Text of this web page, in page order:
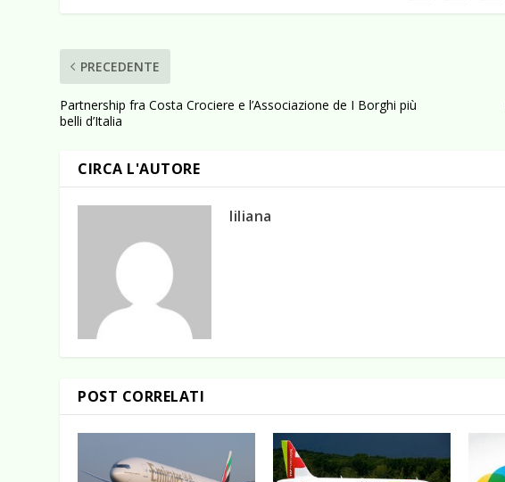
PRECEDENTE
Partnership fra Costa Crociere e l’Associazione de I Borghi più
belli d’Italia
CIRCA L'AUTORE
liliana
POST CORRELATI